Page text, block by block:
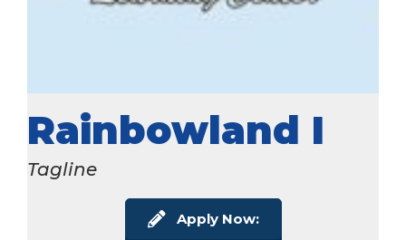
Rainbowland I
Tagline
Apply Now: